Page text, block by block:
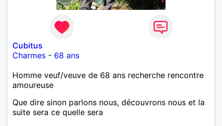
Cubitus
Charmes - 68 ans
Homme veuf/veuve de 68 ans recherche rencontre
amoureuse
Que dire sinon parlons nous, découvrons nous et la
suite sera ce quelle sera